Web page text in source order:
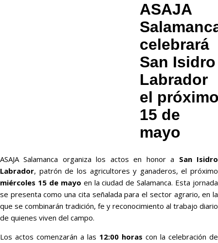
ASAJA
celebrará
San Isidro
Labrador
el
15 de
mayo
ASAJA Salamanca organiza los actos en honor a San Isidro
Labrador, patrón de los agricultores y ganaderos, el próximo
miércoles 15 de mayo en la ciudad de Salamanca. Esta jornada
se presenta como una cita señalada para el sector agrario, en la
que se combinarán tradición, fe y reconocimiento al trabajo diario
de quienes viven del campo.
Los actos comenzarán a las 12:00 horas con la celebración de